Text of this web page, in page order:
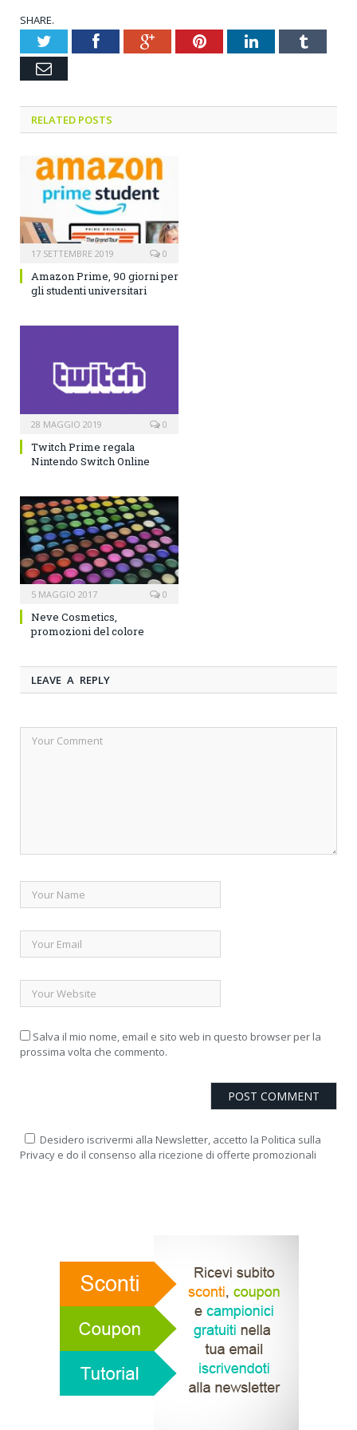
SHARE.
TwitterFacebookGoogle+PinterestLinkedInTumblr
Email
RELATED POSTS
17 SETTEMBRE 2019 0
Amazon Prime, 90 giorni per
gli studenti universitari
28 MAGGIO 2019 0
Twitch Prime regala
Nintendo Switch Online
5 MAGGIO 2017 0
Neve Cosmetics,
promozioni del colore
LEAVE A REPLY
Salva il mio nome, email e sito web in questo browser per la
prossima volta che commento.
Desidero iscrivermi alla Newsletter, accetto la Politica sulla
Privacy e do il consenso alla ricezione di offerte promozionali